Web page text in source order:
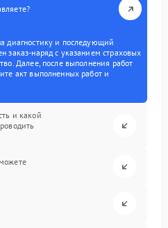
диагностику и последующий
заказ-наряд с указанием страховых
Далее, после выполнения работ
акт выполненных работ и
и какой